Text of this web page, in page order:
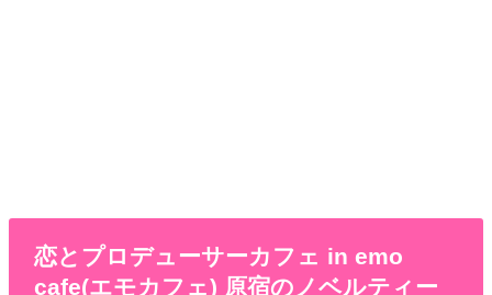
恋とプロデューサーカフェ in emo
cafe(エモカフェ) 原宿のノベルティー